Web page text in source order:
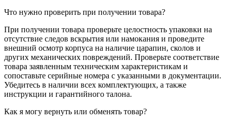
Что нужно проверить при получении товара?
При получении товара проверьте целостность упаковки на
отсутствие следов вскрытия или намокания и проведите
внешний осмотр корпуса на наличие царапин, сколов и
других механических повреждений. Проверьте соответствие
товара заявленным техническим характеристикам и
сопоставьте серийные номера с указанными в документации.
Убедитесь в наличии всех комплектующих, а также
инструкции и гарантийного талона.
Как я могу вернуть или обменять товар?